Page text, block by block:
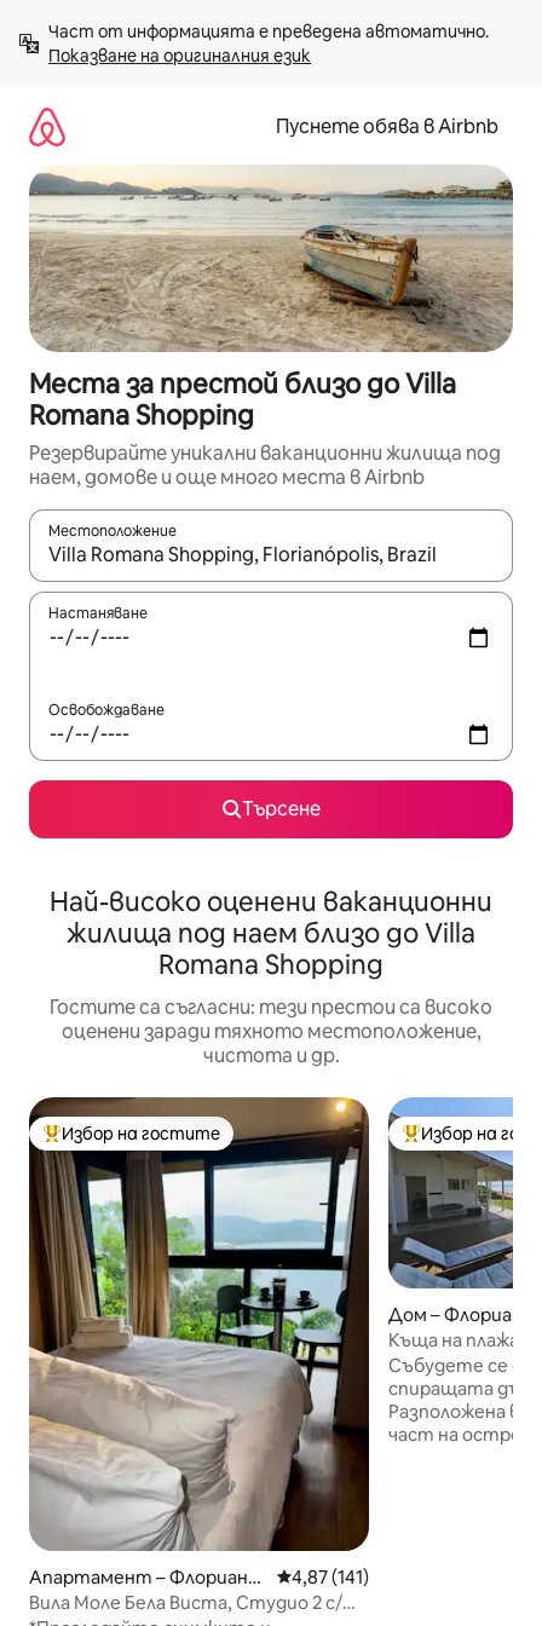
към
съдържанието
Показване на оригиналния език
Пуснете обява в Airbnb
Места за престой близо до Villa
Romana Shopping
Резервирайте уникални ваканционни жилища под
наем, домове и още много места в Airbnb
Местоположение
Когато резултатите се покажат, използвайте
Настаняване
Освобождаване
Търсене
Най-високо оценени ваканционни
жилища под наем близо до Villa
Romana Shopping
Гостите са съгласни: тези престои са високо
оценени заради тяхното местоположение,
чистота и др.
Най-популярен избор на гостите
Избор на гостите
Апартамент – Флориано
полис
Средна оценка: 4,87 от 5,
4,87 (141)
Вила Моле Бела Виста, Студио 2 с/
Най-популярен
Избор на
Дом –
Къща на плажа
Събудете се от
спиращата дъха
Разположена в
част на